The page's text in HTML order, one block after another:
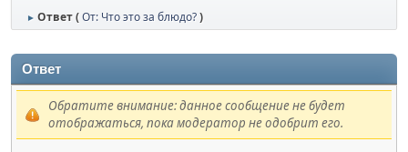
► Ответ (От: Что это за блюдо?)
Ответ
Обратите внимание: данное сообщение не будет
отображаться, пока модератор не одобрит его.